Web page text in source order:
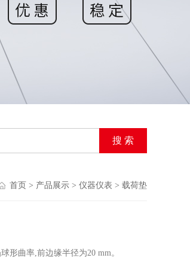
首页 > 产品展示 > 仪器仪表 > 载荷垫
形曲率,前边缘半径为20 mm。